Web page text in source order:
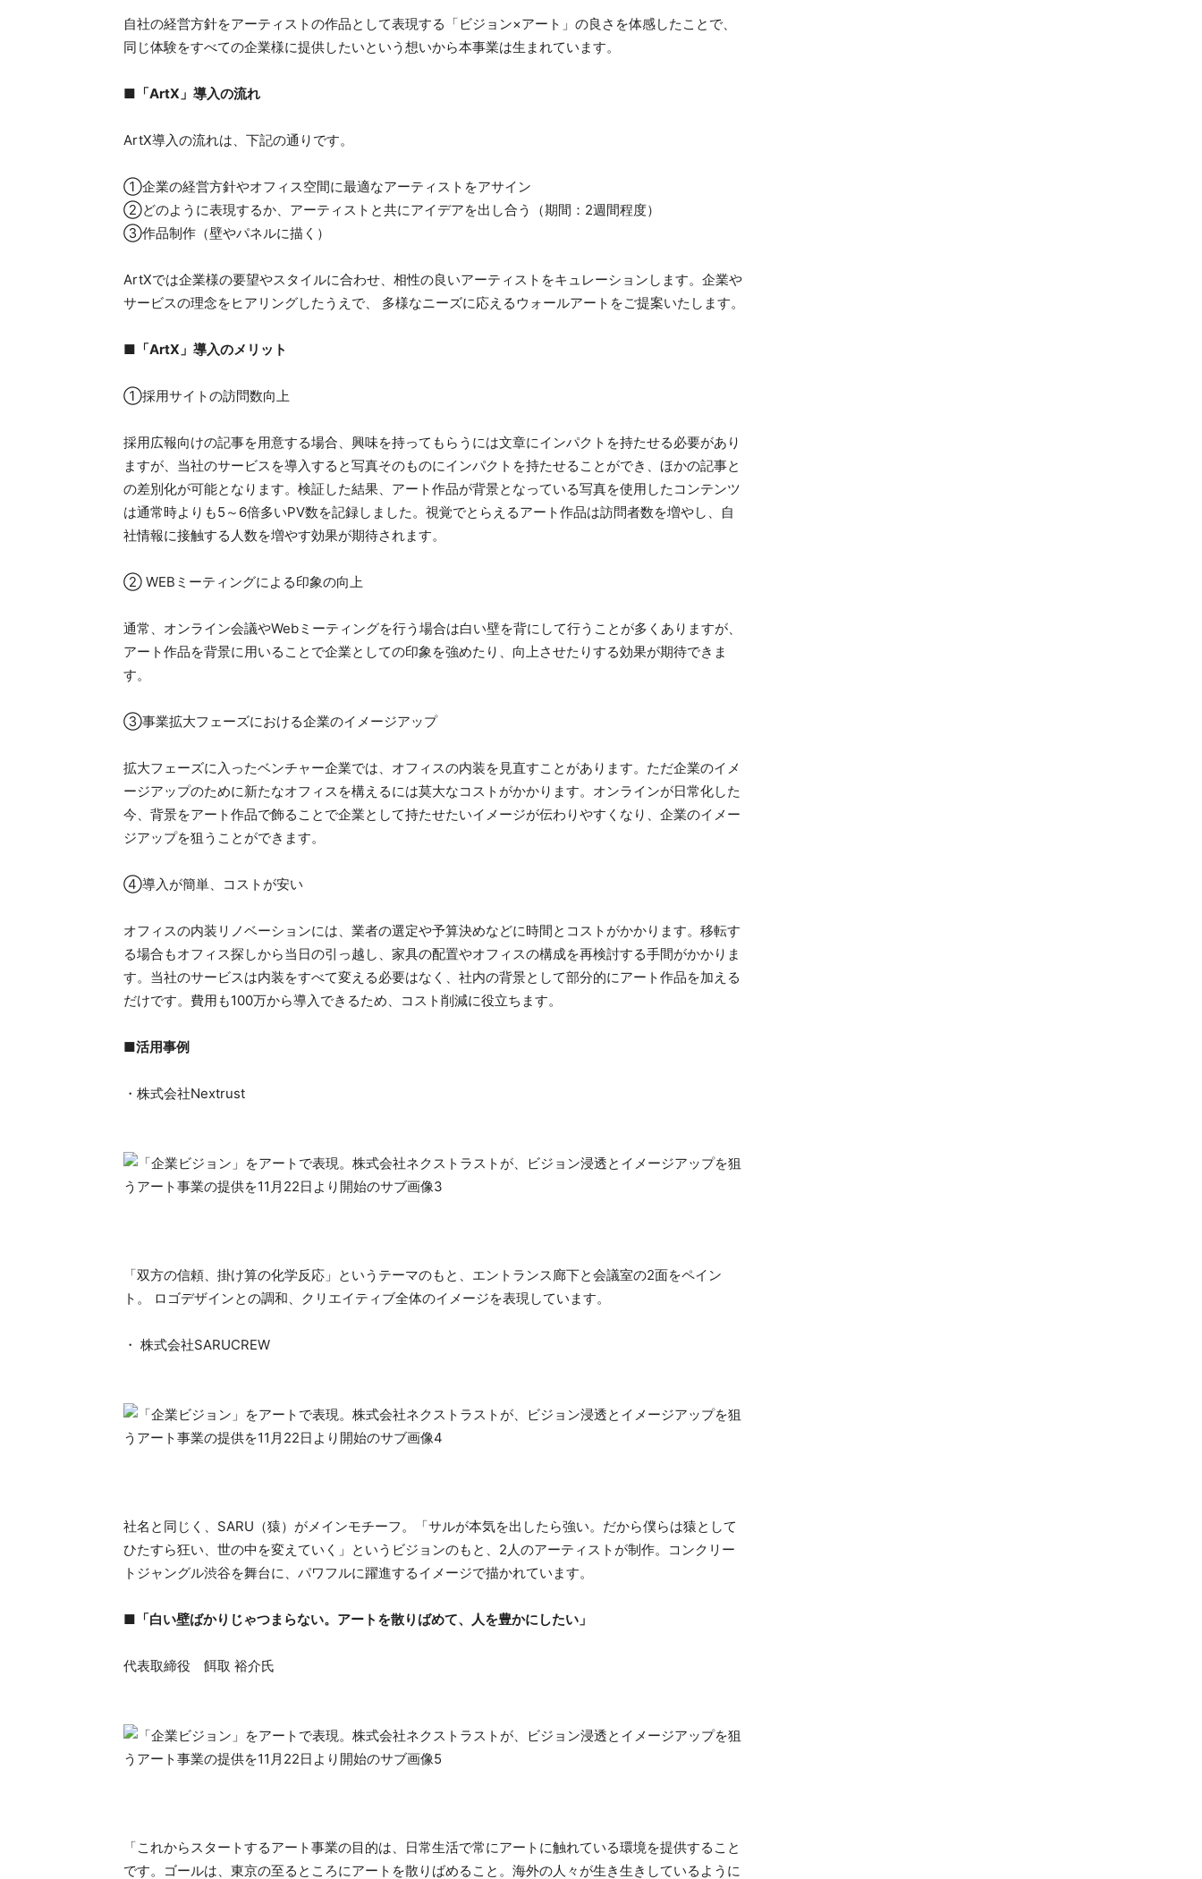
自社の経営方針をアーティストの作品として表現する「ビジョン×アート」の良さを体感したことで、
同じ体験をすべての企業様に提供したいという想いから本事業は生まれています。
■「ArtX」導入の流れ
ArtX導入の流れは、下記の通りです。
①企業の経営方針やオフィス空間に最適なアーティストをアサイン
②どのように表現するか、アーティストと共にアイデアを出し合う（期間：2週間程度）
③作品制作（壁やパネルに描く）
ArtXでは企業様の要望やスタイルに合わせ、相性の良いアーティストをキュレーションします。企業や
サービスの理念をヒアリングしたうえで、 多様なニーズに応えるウォールアートをご提案いたします。
■「ArtX」導入のメリット
①採用サイトの訪問数向上
採用広報向けの記事を用意する場合、興味を持ってもらうには文章にインパクトを持たせる必要があり
ますが、当社のサービスを導入すると写真そのものにインパクトを持たせることができ、ほかの記事と
の差別化が可能となります。検証した結果、アート作品が背景となっている写真を使用したコンテンツ
は通常時よりも5～6倍多いPV数を記録しました。視覚でとらえるアート作品は訪問者数を増やし、自
社情報に接触する人数を増やす効果が期待されます。
② WEBミーティングによる印象の向上
通常、オンライン会議やWebミーティングを行う場合は白い壁を背にして行うことが多くありますが、
アート作品を背景に用いることで企業としての印象を強めたり、向上させたりする効果が期待できま
す。
③事業拡大フェーズにおける企業のイメージアップ
拡大フェーズに入ったベンチャー企業では、オフィスの内装を見直すことがあります。ただ企業のイメ
ージアップのために新たなオフィスを構えるには莫大なコストがかかります。オンラインが日常化した
今、背景をアート作品で飾ることで企業として持たせたいイメージが伝わりやすくなり、企業のイメー
ジアップを狙うことができます。
④導入が簡単、コストが安い
オフィスの内装リノベーションには、業者の選定や予算決めなどに時間とコストがかかります。移転す
る場合もオフィス探しから当日の引っ越し、家具の配置やオフィスの構成を再検討する手間がかかりま
す。当社のサービスは内装をすべて変える必要はなく、社内の背景として部分的にアート作品を加える
だけです。費用も100万から導入できるため、コスト削減に役立ちます。
■活用事例
・株式会社Nextrust
「双方の信頼、掛け算の化学反応」というテーマのもと、エントランス廊下と会議室の2面をペイン
ト。 ロゴデザインとの調和、クリエイティブ全体のイメージを表現しています。
・ 株式会社SARUCREW
社名と同じく、SARU（猿）がメインモチーフ。「サルが本気を出したら強い。だから僕らは猿として
ひたすら狂い、世の中を変えていく」というビジョンのもと、2人のアーティストが制作。コンクリー
トジャングル渋谷を舞台に、パワフルに躍進するイメージで描かれています。
■「白い壁ばかりじゃつまらない。アートを散りばめて、人を豊かにしたい」
代表取締役 餌取 裕介氏
「これからスタートするアート事業の目的は、日常生活で常にアートに触れている環境を提供すること
です。ゴールは、東京の至るところにアートを散りばめること。海外の人々が生き生きしているように